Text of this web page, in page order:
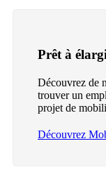
Prêt à
Découvrez de
trouver un
projet de
Découvrez